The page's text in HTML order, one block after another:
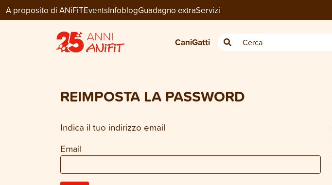
A proposito di ANiFiTEventsInfoblogGuadagno extraServizi
CaniGatti
REIMPOSTA LA PASSWORD
Indica il tuo indirizzo email
Email